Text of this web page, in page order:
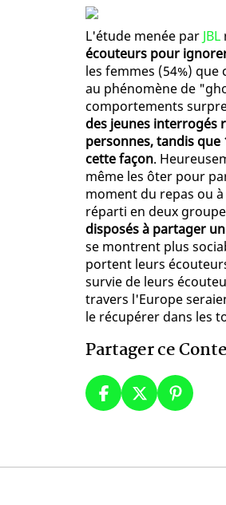
L'étude menée par JBL
écouteurs pour
les femmes (54%)
au phénomène de
comportements
des jeunes interrogés
personnes, tandis
cette façon.
même les ôter pour
moment du repas ou
réparti en deux
disposés à partager
se montrent plus
portent leurs
survie de leurs
travers l'Europe
le récupérer dans les
Partager ce